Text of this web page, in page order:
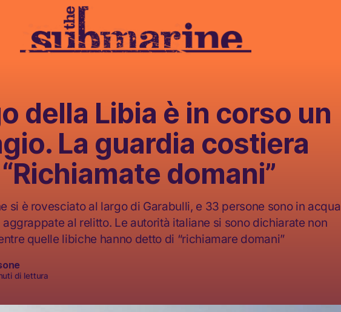
della Libia è in corso un
La guardia costiera
domani”
si è rovesciato al largo di Garabulli, e 33 persone sono in acqua
aggrappate al relitto. Le autorità italiane si sono dichiarate non
quelle libiche hanno detto di “richiamare domani”
di lettura